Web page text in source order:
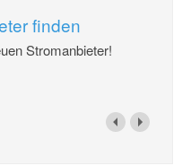
finden
Stromanbieter!